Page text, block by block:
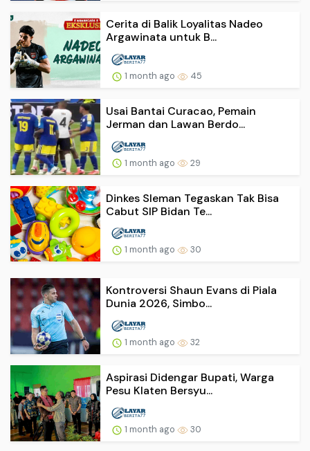
Cerita di Balik Loyalitas Nadeo
Argawinata untuk B...
1 month ago 45
Usai Bantai Curacao, Pemain
Jerman dan Lawan Berdo...
1 month ago 29
Dinkes Sleman Tegaskan Tak Bisa
Cabut SIP Bidan Te...
1 month ago 30
Kontroversi Shaun Evans di Piala
Dunia 2026, Simbo...
1 month ago 32
Aspirasi Didengar Bupati, Warga
Pesu Klaten Bersyu...
1 month ago 30